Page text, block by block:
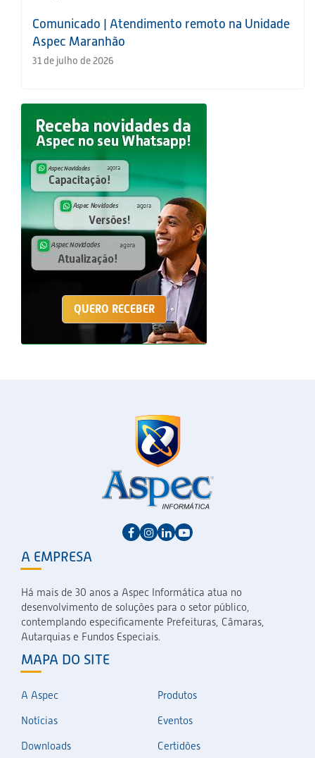
Comunicado | Atendimento remoto na Unidade
Aspec Maranhão
31 de julho de 2026
QUERO RECEBER
A EMPRESA
Há mais de 30 anos a Aspec Informática atua no
desenvolvimento de soluções para o setor público,
contemplando especificamente Prefeituras, Câmaras,
Autarquias e Fundos Especiais.
MAPA DO SITE
A Aspec
Produtos
Notícias
Eventos
Downloads
Certidões